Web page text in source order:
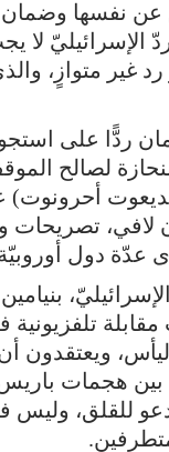
عن نفسها وضمان
الإسرائيليّ
غير متوازٍ،
ردًّا على
منحازة لصالح
أحرونوت)
لافي، تصريحات
عدّة دول
بنيامين
ويعتقدون
بين هجمات
للقلق،